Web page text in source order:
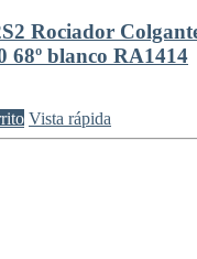
Rociador
68º blanco RA1414
Vista rápida